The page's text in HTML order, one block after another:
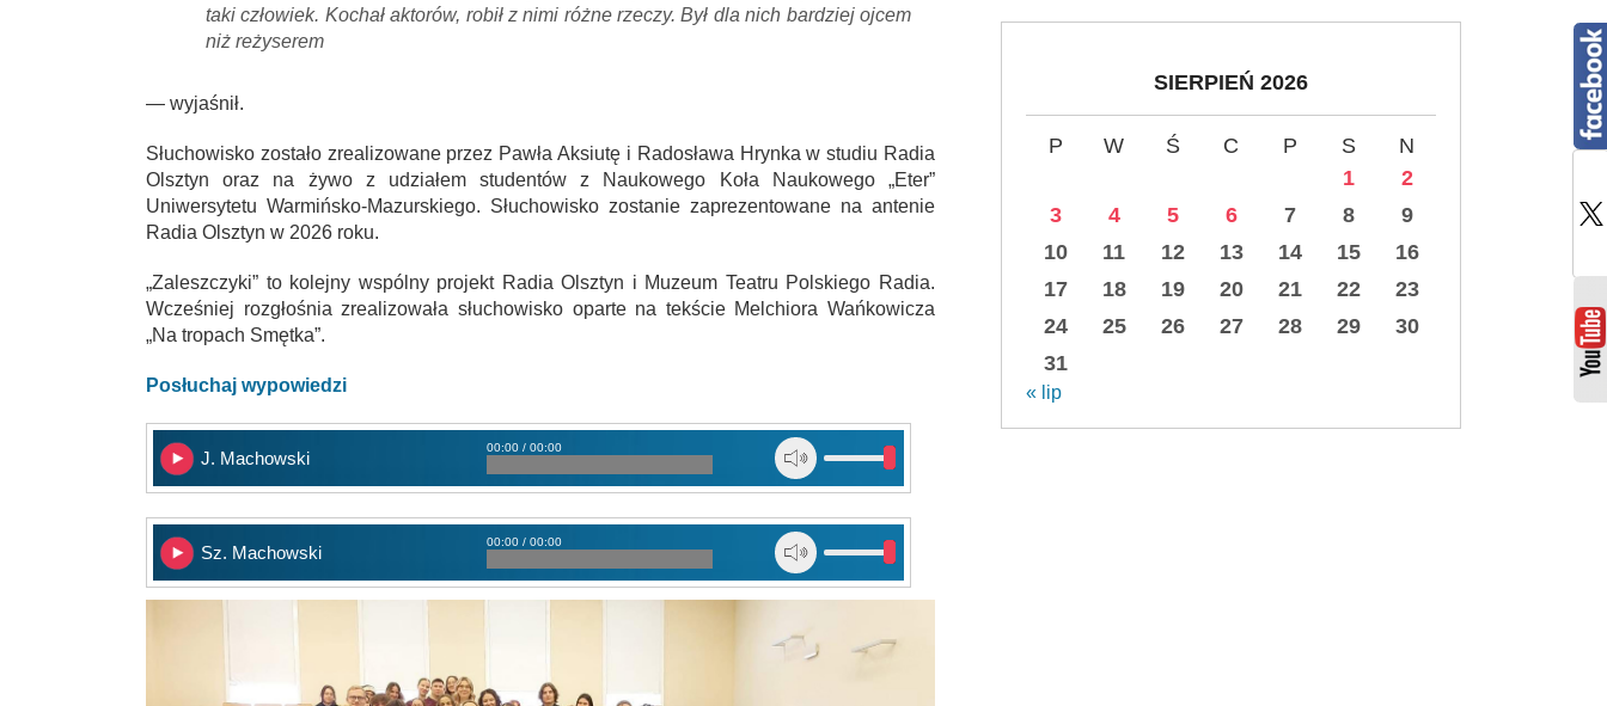
taki człowiek. Kochał aktorów, robił z nimi różne rzeczy. Był dla nich bardziej ojcem
niż reżyserem
— wyjaśnił.
Słuchowisko zostało zrealizowane przez Pawła Aksiutę i Radosława Hrynka w studiu Radia
Olsztyn oraz na żywo z udziałem studentów z Naukowego Koła Naukowego „Eter”
Uniwersytetu Warmińsko-Mazurskiego. Słuchowisko zostanie zaprezentowane na antenie
Radia Olsztyn w 2026 roku.
„Zaleszczyki” to kolejny wspólny projekt Radia Olsztyn i Muzeum Teatru Polskiego Radia.
Wcześniej rozgłośnia zrealizowała słuchowisko oparte na tekście Melchiora Wańkowicza
„Na tropach Smętka”.
Posłuchaj wypowiedzi
J. Machowski
00:00 / 00:00
Sz. Machowski
00:00 / 00:00
SIERPIEŃ 2026
P W Ś C P S
N
1
2
3
4 5 6 7 8
9
10
11 12 13 14 15
16
17
18 19 20 21 22
23
24
25 26 27 28 29
30
31
« lip